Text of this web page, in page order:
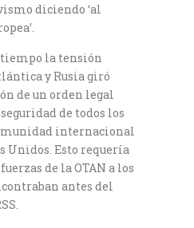
diciendo ‘al
tiempo la tensión
y Rusia giró
de un orden legal
de todos los
internacional
Unidos. Esto requería
de la OTAN a los
antes del